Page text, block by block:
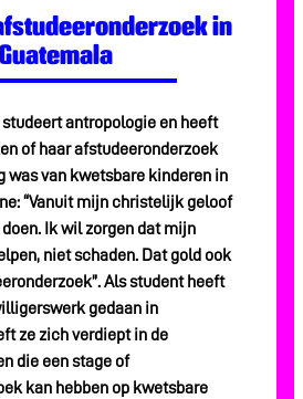
in
Guatemala
studeert antropologie en heeft
of haar afstudeeronderzoek
was van kwetsbare kinderen in
“Vanuit mijn christelijk geloof
Ik wil zorgen dat mijn
niet schaden. Dat gold ook
Als student heeft
gedaan in
ze zich verdiept in de
die een stage of
kan hebben op kwetsbare
ons
Contact